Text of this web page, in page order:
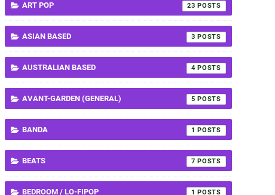
ART POP 23
ASIAN BASED 3
AUSTRALIAN BASED 4
AVANT-GARDEN (GENERAL) 5
BANDA 1
BEATS 7
BEDROOM / LO-FIPOP 1